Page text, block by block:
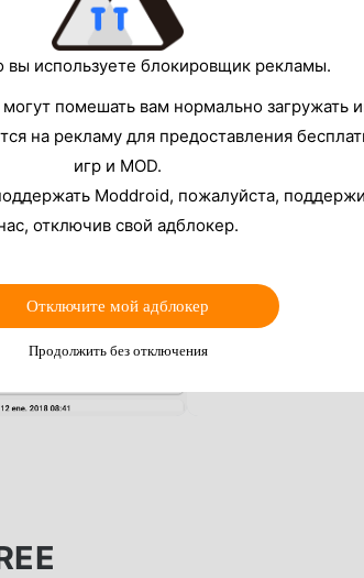
вы используете блокировщик рекламы.
помешать вам нормально загружать
на рекламу для предоставления
игр и MOD.
Moddroid, пожалуйста,
отключив свой адблокер.
Отключите мой адблокер
Продолжить без отключения